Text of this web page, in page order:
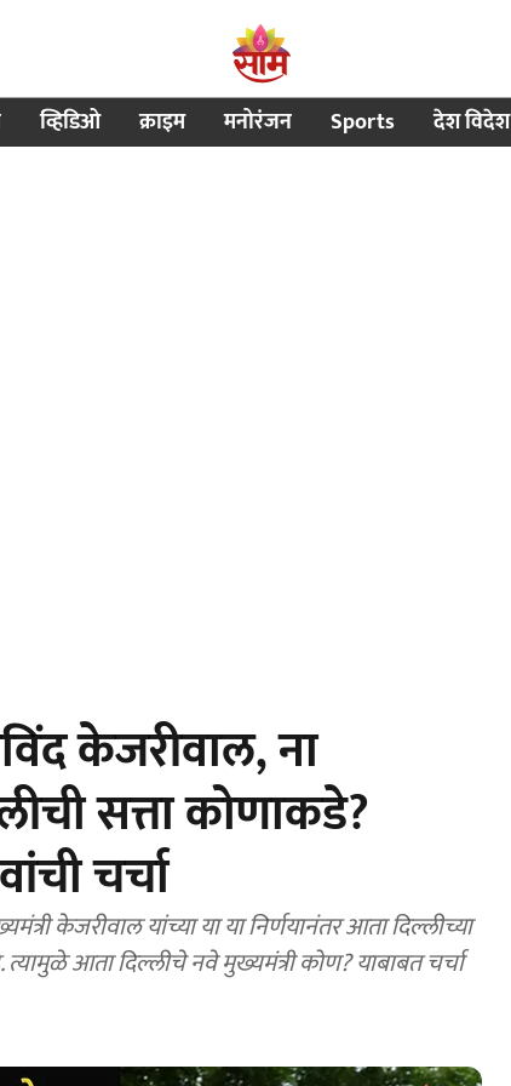
व्हिडिओ क्राइम मनोरंजन Sports देश विदेश
केजरीवाल, ना
सत्ता कोणाकडे?
चर्चा
केजरीवाल यांच्या या या निर्णयानंतर आता दिल्लीच्या
दिल्लीचे नवे मुख्यमंत्री कोण? याबाबत चर्चा